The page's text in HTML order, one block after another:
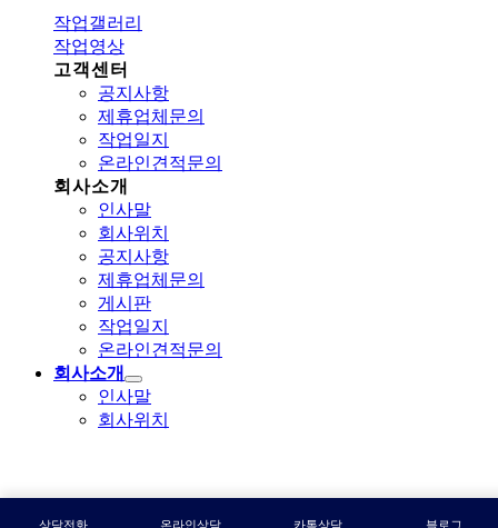
작업갤러리
작업영상
고객센터
공지사항
제휴업체문의
작업일지
온라인견적문의
회사소개
인사말
회사위치
공지사항
제휴업체문의
게시판
작업일지
온라인견적문의
회사소개
인사말
회사위치
상담전화 온라인상담 카톡상담 블로그